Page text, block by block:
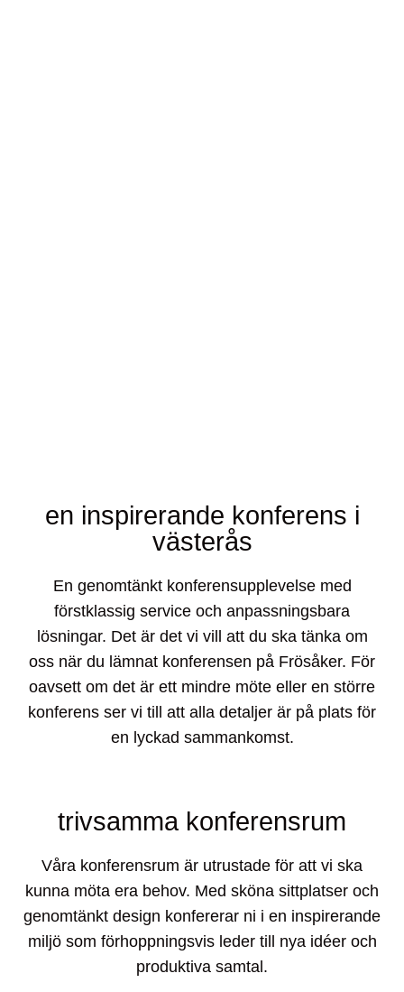
en inspirerande konferens i
västerås
En genomtänkt konferensupplevelse med
förstklassig service och anpassningsbara
lösningar. Det är det vi vill att du ska tänka om
oss när du lämnat konferensen på Frösåker. För
oavsett om det är ett mindre möte eller en större
konferens ser vi till att alla detaljer är på plats för
en lyckad sammankomst.
trivsamma konferensrum
Våra konferensrum är utrustade för att vi ska
kunna möta era behov. Med sköna sittplatser och
genomtänkt design konfererar ni i en inspirerande
miljö som förhoppningsvis leder till nya idéer och
produktiva samtal.